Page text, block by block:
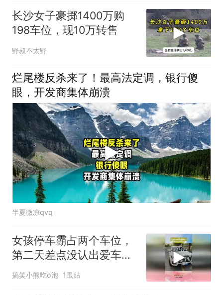
长沙女子豪掷1400万购
198车位，现10万转售
野叔不太野
烂尾楼反杀来了！最高法定调，银行傻
眼，开发商集体崩溃
半夏微凉qvq
女孩停车霸占两个车位，
第二天差点没认出爱车，
吓得直接报警了
搞笑小熊吃o泡 1跟贴